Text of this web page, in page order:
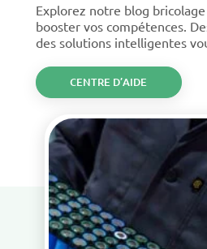
Explorez notre blog
booster vos compétences.
des solutions intelligentes
CENTRE D’AIDE